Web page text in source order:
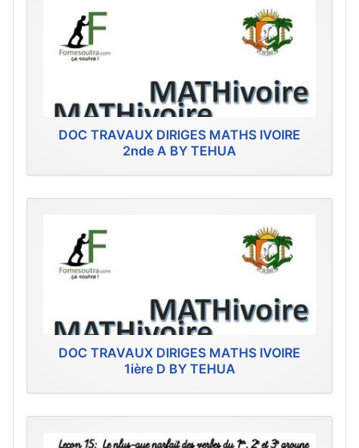
DOC TRAVAUX DIRIGES MATHS IVOIRE
2nde A BY TEHUA
DOC TRAVAUX DIRIGES MATHS IVOIRE
1ière D BY TEHUA